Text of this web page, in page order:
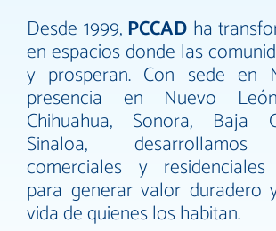
Desde 1999,PCCAD ha
en espacios donde las
y prosperan. Con sede en
presencia en Nuevo
Chihuahua, Sonora, Baja
Sinaloa, desarrollamos
comerciales y residenciales
para generar valor duradero
vida de quienes los habitan.